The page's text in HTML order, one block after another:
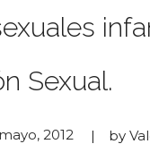
Sexual.
2012 by